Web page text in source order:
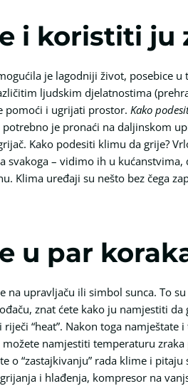
i koristiti ju
je lagodniji život, posebice
ljudskim djelatnostima
pomoći i ugrijati prostor. Kako
je pronaći na daljinskom
Kako podesiti klimu da grije?
– vidimo ih u kućanstvima,
Klima uređaji su nešto bez čega
u par
upravljaču ili simbol sunca. To
znat ćete kako ju namjestiti da
“heat”. Nakon toga namještate
namjestiti temperaturu zraka
“zastajkivanju” rada klime i pitaju
i hlađenja, kompresor na